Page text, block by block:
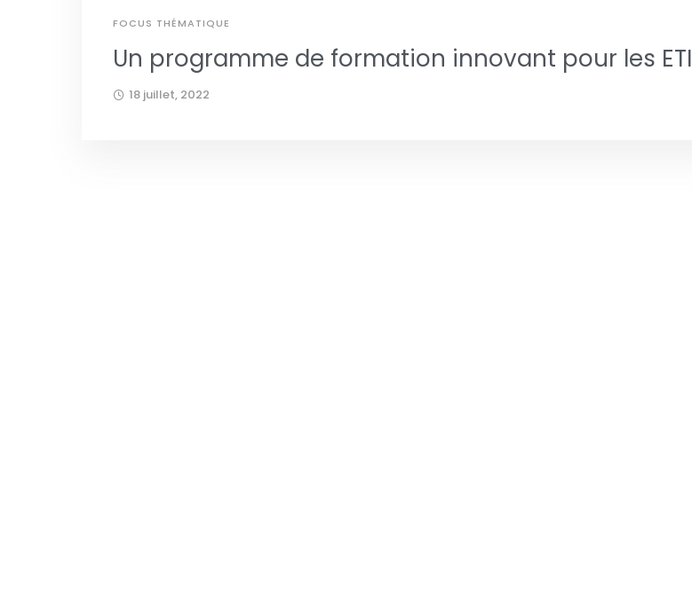
FOCUS THÉMATIQUE
Un programme de formation innovant pour les ETI
18 juillet, 2022